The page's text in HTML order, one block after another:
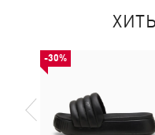
-30%